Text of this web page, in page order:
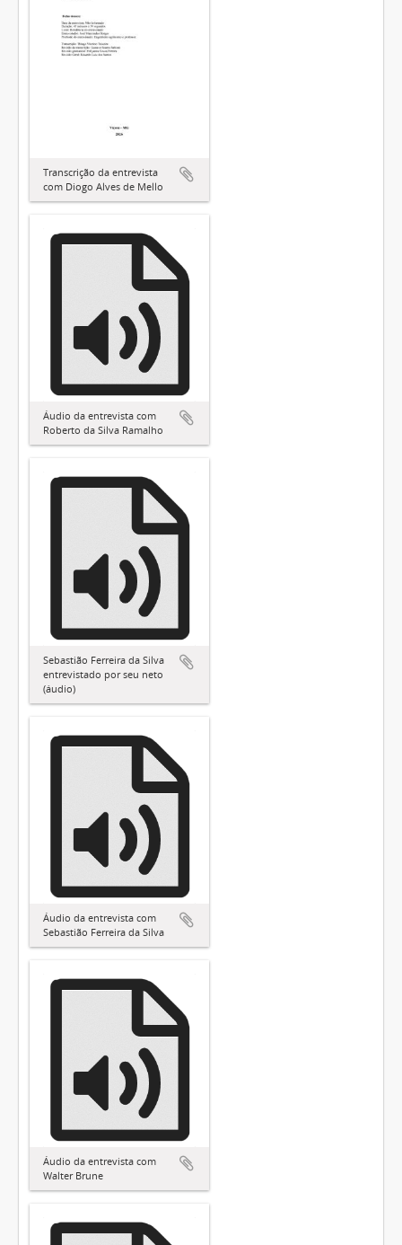
Transcrição da entrevista
com Diogo Alves de Mello
Áudio da entrevista com
Roberto da Silva Ramalho
Sebastião Ferreira da Silva
entrevistado por seu neto
(áudio)
Áudio da entrevista com
Sebastião Ferreira da Silva
Áudio da entrevista com
Walter Brune